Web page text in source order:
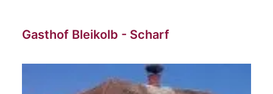
Gasthof Bleikolb - Scharf